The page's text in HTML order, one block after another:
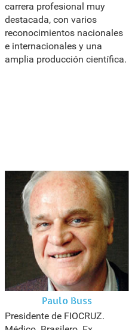
carrera profesional muy
destacada, con varios
reconocimientos nacionales
e internacionales y una
amplia producción científica.
Paulo Buss
Presidente de FIOCRUZ.